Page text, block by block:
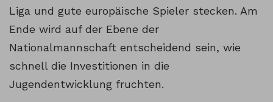
Liga und gute europäische Spieler stecken. Am
Ende wird auf der Ebene der
Nationalmannschaft entscheidend sein, wie
schnell die Investitionen in die
Jugendentwicklung fruchten.